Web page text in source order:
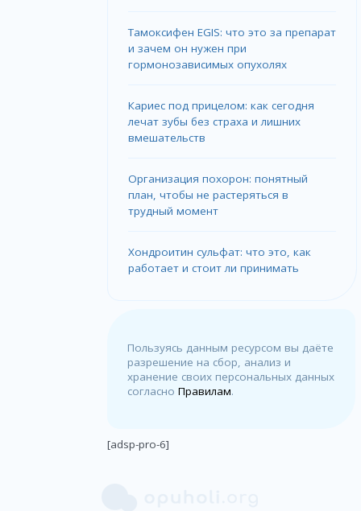
Тамоксифен EGIS: что это за препарат
и зачем он нужен при
гормонозависимых опухолях
Кариес под прицелом: как сегодня
лечат зубы без страха и лишних
вмешательств
Организация похорон: понятный
план, чтобы не растеряться в
трудный момент
Хондроитин сульфат: что это, как
работает и стоит ли принимать
Пользуясь данным ресурсом вы даёте
разрешение на сбор, анализ и
хранение своих персональных данных
согласноПравилам.
[adsp-pro-6]